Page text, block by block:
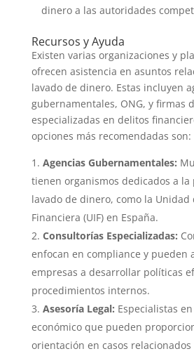
dinero a las autoridades
Recursos y Ayuda
Existen varias organizaciones y
ofrecen asistencia en asuntos
lavado de dinero. Estas incluyen
gubernamentales, ONG, y firmas
especializadas en delitos
opciones más recomendadas son:
Agencias Gubernamentales:
tienen organismos dedicados a la
lavado de dinero, como la Unidad
Financiera (UIF) en España.
Consultorías Especializadas:
enfocan en compliance y pueden
empresas a desarrollar políticas
procedimientos internos.
Asesoría Legal: Especialistas
económico que pueden
orientación en casos relacionados